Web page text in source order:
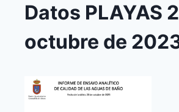
Datos PLAYAS
octubre de